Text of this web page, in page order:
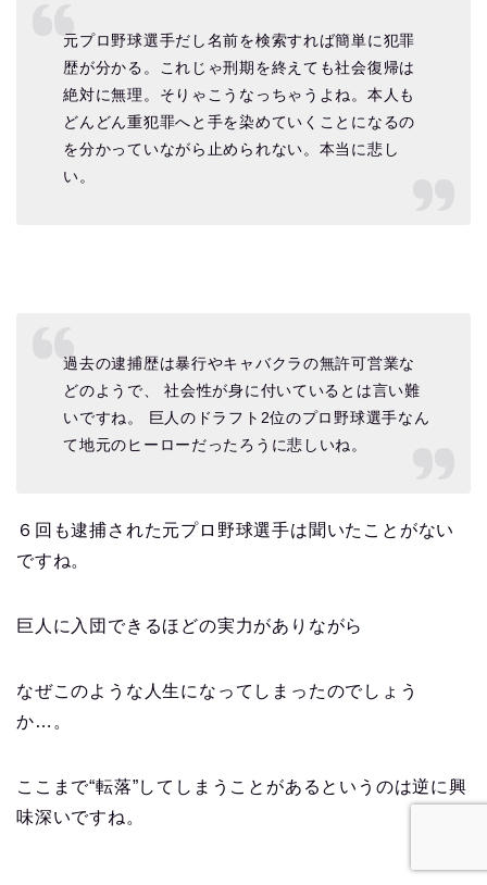
元プロ野球選手だし名前を検索すれば簡単に犯罪
歴が分かる。これじゃ刑期を終えても社会復帰は
絶対に無理。そりゃこうなっちゃうよね。本人も
どんどん重犯罪へと手を染めていくことになるの
を分かっていながら止められない。本当に悲し
い。
過去の逮捕歴は暴行やキャバクラの無許可営業な
どのようで、 社会性が身に付いているとは言い難
いですね。 巨人のドラフト2位のプロ野球選手なん
て地元のヒーローだったろうに悲しいね。
６回も逮捕された元プロ野球選手は聞いたことがない
ですね。
巨人に入団できるほどの実力がありながら
なぜこのような人生になってしまったのでしょう
か…。
ここまで“転落”してしまうことがあるというのは逆に興
味深いですね。